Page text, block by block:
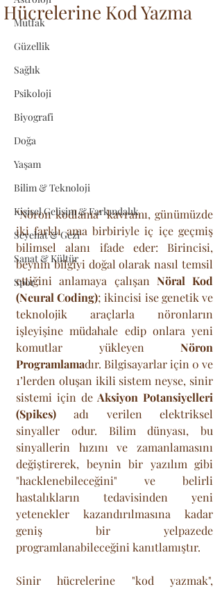
Mutfak
Güzellik
Sağlık
Psikoloji
Biyografi
Doğa
Yaşam
Bilim & Teknoloji
Kişisel Gelişim & Farkındalık
Seyehat & Gezi
Sanat & Kültür
Spor
Hücrelerine Kod Yazma
"Nöron kodlama" kavramı, günümüzde
iki farklı ama birbiriyle iç içe geçmiş
bilimsel alanı ifade eder: Birincisi,
beynin bilgiyi doğal olarak nasıl temsil
ettiğini anlamaya çalışan Nöral Kod
(Neural Coding); ikincisi ise genetik ve
teknolojik araçlarla nöronların
işleyişine müdahale edip onlara yeni
komutlar yükleyen Nöron
Programlamadır. Bilgisayarlar için 0 ve
1’lerden oluşan ikili sistem neyse, sinir
sistemi için de Aksiyon Potansiyelleri
(Spikes) adı verilen elektriksel
sinyaller odur. Bilim dünyası, bu
sinyallerin hızını ve zamanlamasını
değiştirerek, beynin bir yazılım gibi
"hacklenebileceğini" ve belirli
hastalıkların tedavisinden yeni
yetenekler kazandırılmasına kadar
geniş bir yelpazede
programlanabileceğini kanıtlamıştır.
Sinir hücrelerine "kod yazmak",